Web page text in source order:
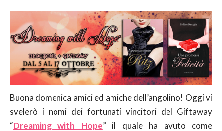
Buona domenica amici ed amiche dell’angolino! Oggi vi
svelerò i nomi dei fortunati vincitori del Giftaway
“Dreaming with Hope” il quale ha avuto come